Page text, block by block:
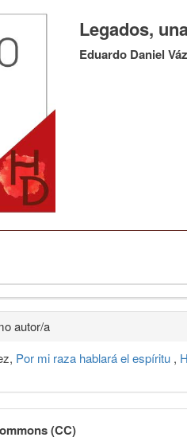
Legados,
Eduardo Daniel
autor/a
Por mi raza hablará el espíritu ,
(CC)